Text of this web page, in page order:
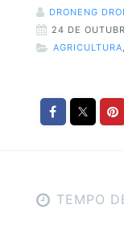
DRONENG
24 DE
AGRICULTURA
TEMPO